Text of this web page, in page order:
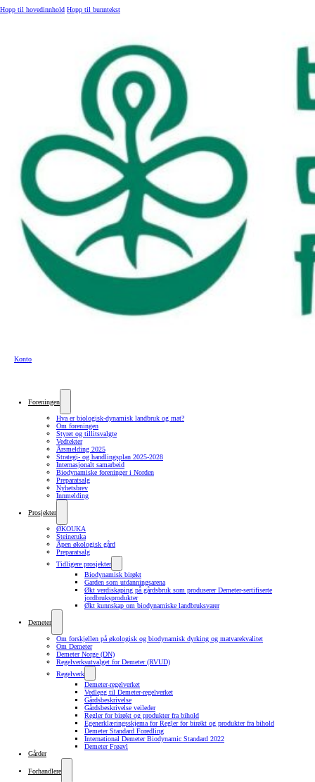
Hopp til hovedinnhold Hopp til bunntekst
Konto
Foreningen
Hva er biologisk-dynamisk landbruk og mat?
Om foreningen
Styret og tillitsvalgte
Vedtekter
Årsmelding 2025
Strategi- og handlingsplan 2025-2028
Internasjonalt samarbeid
Biodynamiske foreninger i Norden
Preparatsalg
Nyhetsbrev
Innmelding
Prosjekter
ØKOUKA
Steineruka
Åpen økologisk gård
Preparatsalg
Tidligere prosjekter
Biodynamisk birøkt
Garden som utdanningsarena
Økt verdiskaping på gårdsbruk som produserer Demeter-sertifiserte
jordbruksprodukter
Økt kunnskap om biodynamiske landbruksvarer
Demeter
Om forskjellen på økologisk og biodynamisk dyrking og matvarekvalitet
Om Demeter
Demeter Norge (DN)
Regelverksutvalget for Demeter (RVUD)
Regelverk
Demeter-regelverket
Vedlegg til Demeter-regelverket
Gårdsbeskrivelse
Gårdsbeskrivelse veileder
Regler for birøkt og produkter fra bihold
Egenerklæringsskjema for Regler for birøkt og produkter fra bihold
Demeter Standard Foredling
International Demeter Biodynamic Standard 2022
Demeter Frøavl
Gårder
Forhandlere